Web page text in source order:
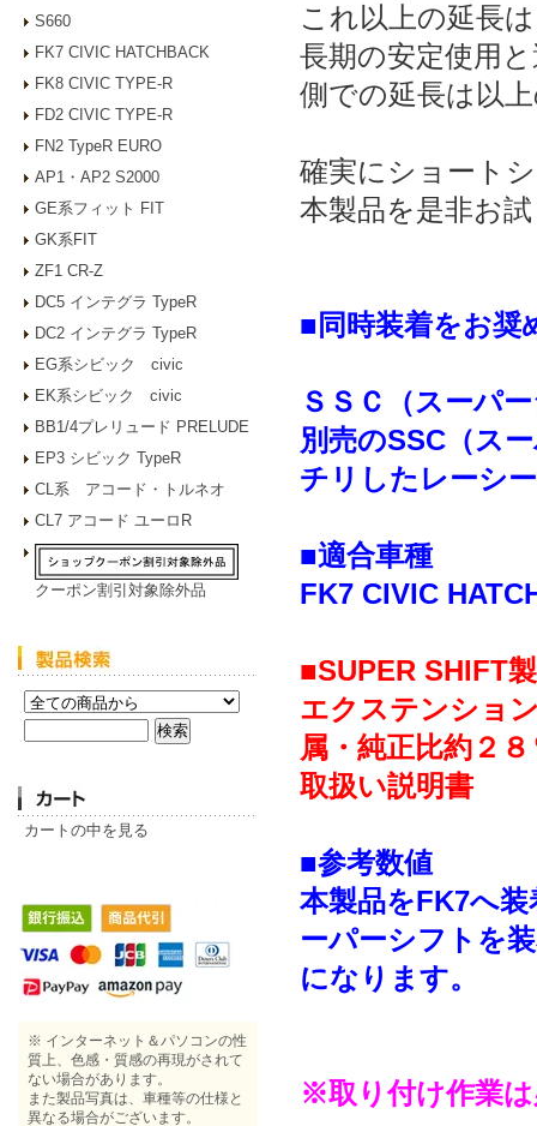
S660
FK7 CIVIC HATCHBACK
FK8 CIVIC TYPE-R
FD2 CIVIC TYPE-R
FN2 TypeR EURO
AP1・AP2 S2000
GE系フィット FIT
GK系FIT
ZF1 CR-Z
DC5 インテグラ TypeR
DC2 インテグラ TypeR
EG系シビック civic
EK系シビック civic
BB1/4プレリュード PRELUDE
EP3 シビック TypeR
CL系 アコード・トルネオ
CL7 アコード ユーロR
クーポン割引対象除外品
カートの中を見る
※ インターネット＆パソコンの性
質上、色感・質感の再現がされて
ない場合があります。
また製品写真は、車種等の仕様と
異なる場合がございます。
これ以上の延長
長期の安定使用
側での延長は以
確実にショート
本製品を是非お
■同時装着をお奨
ＳＳＣ（スーパ
別売のSSC（ス
チリしたレーシ
■適合車種
FK7 CIVIC
■SUPER SHIFT
エクステンショ
属・純正比約２
取扱い説明書
■参考数値
本製品をFK7へ
ーパーシフトを
になります。
※取り付け作業